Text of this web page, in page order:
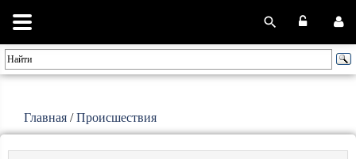
Главная /Происшествия